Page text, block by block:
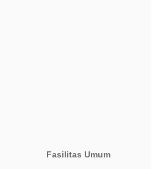
Fasilitas Umum